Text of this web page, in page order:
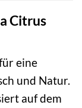
Citrus
eine
und Natur.
auf dem